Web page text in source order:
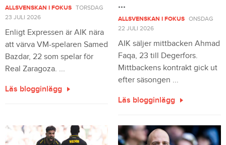
ALLSVENSKAN I FOKUS TORSDAG
23 JULI 2026
Enligt Expressen är AIK nära
att värva VM-spelaren Samed
Bazdar, 22 som spelar för
Real Zaragoza. ...
Läs blogginlägg
...
ALLSVENSKAN I FOKUS ONSDAG
22 JULI 2026
AIK säljer mittbacken Ahmad
Faqa, 23 till Degerfors.
Mittbackens kontrakt gick ut
efter säsongen ...
Läs blogginlägg